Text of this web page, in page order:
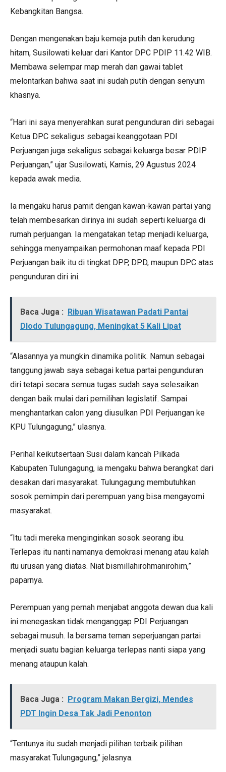
Kebangkitan Bangsa.
Dengan mengenakan baju kemeja putih dan kerudung
hitam, Susilowati keluar dari Kantor DPC PDIP 11.42 WIB.
Membawa selempar map merah dan gawai tablet
melontarkan bahwa saat ini sudah putih dengan senyum
khasnya.
“Hari ini saya menyerahkan surat pengunduran diri sebagai
Ketua DPC sekaligus sebagai keanggotaan PDI
Perjuangan juga sekaligus sebagai keluarga besar PDIP
Perjuangan,” ujar Susilowati, Kamis, 29 Agustus 2024
kepada awak media.
Ia mengaku harus pamit dengan kawan-kawan partai yang
telah membesarkan dirinya ini sudah seperti keluarga di
rumah perjuangan. Ia mengatakan tetap menjadi keluarga,
sehingga menyampaikan permohonan maaf kepada PDI
Perjuangan baik itu di tingkat DPP, DPD, maupun DPC atas
pengunduran diri ini.
Baca Juga : Ribuan Wisatawan Padati Pantai
Dlodo Tulungagung, Meningkat 5 Kali Lipat
“Alasannya ya mungkin dinamika politik. Namun sebagai
tanggung jawab saya sebagai ketua partai pengunduran
diri tetapi secara semua tugas sudah saya selesaikan
dengan baik mulai dari pemilihan legislatif. Sampai
menghantarkan calon yang diusulkan PDI Perjuangan ke
KPU Tulungagung,” ulasnya.
Perihal keikutsertaan Susi dalam kancah Pilkada
Kabupaten Tulungagung, ia mengaku bahwa berangkat dari
desakan dari masyarakat. Tulungagung membutuhkan
sosok pemimpin dari perempuan yang bisa mengayomi
masyarakat.
“Itu tadi mereka menginginkan sosok seorang ibu.
Terlepas itu nanti namanya demokrasi menang atau kalah
itu urusan yang diatas. Niat bismillahirohmanirohim,”
paparnya.
Perempuan yang pernah menjabat anggota dewan dua kali
ini menegaskan tidak menganggap PDI Perjuangan
sebagai musuh. Ia bersama teman seperjuangan partai
menjadi suatu bagian keluarga terlepas nanti siapa yang
menang ataupun kalah.
Baca Juga : Program Makan Bergizi, Mendes
PDT Ingin Desa Tak Jadi Penonton
“Tentunya itu sudah menjadi pilihan terbaik pilihan
masyarakat Tulungagung,” jelasnya.